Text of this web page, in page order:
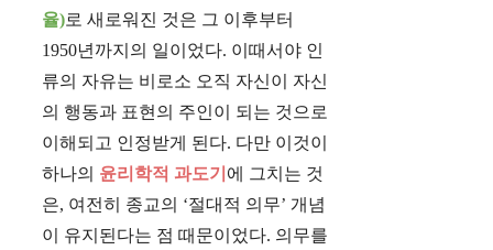
율)로 새로워진 것은 그 이후부터
1950년까지의 일이었다. 이때서야 인
류의 자유는 비로소 오직 자신이 자신
의 행동과 표현의 주인이 되는 것으로
이해되고 인정받게 된다. 다만 이것이
하나의 윤리학적 과도기 에 그치는 것
은, 여전히 종교의 ‘절대적 의무’ 개념
이 유지된다는 점 때문이었다. 의무를